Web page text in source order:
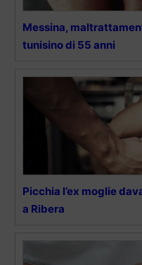
Messina,
tunisino di 55 anni
Picchia l’ex moglie
a Ribera